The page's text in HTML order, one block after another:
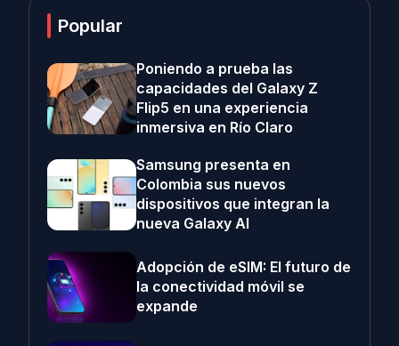
Popular
Poniendo a prueba las
capacidades del Galaxy Z
Flip5 en una experiencia
inmersiva en Río Claro
Samsung presenta en
Colombia sus nuevos
dispositivos que integran la
nueva Galaxy AI
Adopción de eSIM: El futuro de
la conectividad móvil se
expande